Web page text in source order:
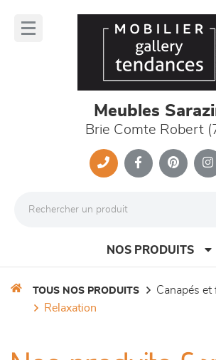
Meubles
Brie Comte Robert
NOS PRODUITS
TOUS NOS PRODUITS
canapés
relaxation